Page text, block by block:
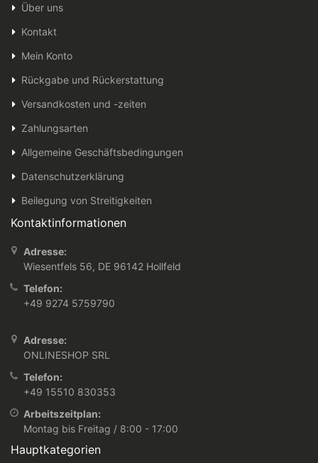
Über uns
Kontakt
Mein Konto
Rückgabe und Rückerstattung
Versandkosten und -zeiten
Zahlungsarten
Allgemeine Geschäftsbedingungen
Datenschutzerklärung
Beilegung von Streitigkeiten
Kontaktinformationen
Adresse:
Wiesentfels 56, DE 96142 Hollfeld
Telefon:
+49 9274 5759790
Adresse:
ONLINESHOP SRL
Telefon:
+49 15510 830353
Arbeitszeitplan:
Montag bis Freitag / 8:00 - 17:00
Hauptkategorien